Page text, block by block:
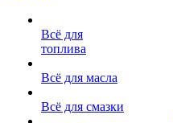
Всё для
топлива
Всё для масла
Всё для смазки